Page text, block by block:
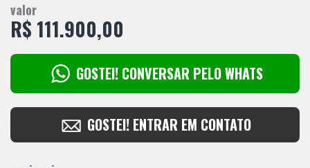
valor
R$ 111.900,00
GOSTEI! CONVERSAR PELO WHATS
GOSTEI! ENTRAR EM CONTATO